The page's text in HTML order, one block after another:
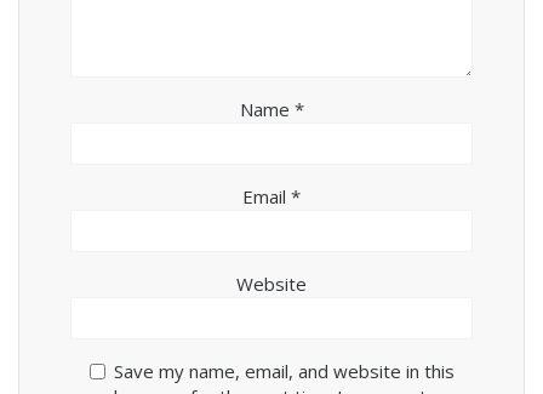
Name *
Email *
Website
Save my name, email, and website in this